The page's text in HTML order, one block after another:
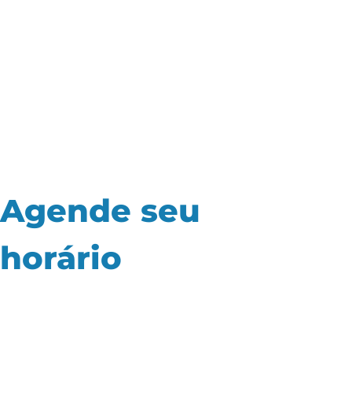
Agende seu
horário